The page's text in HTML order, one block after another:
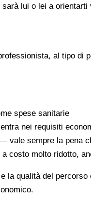
lui o lei a
al tipo di
spese sanitarie
nei requisiti
vale sempre la pena
costo molto ridotto,
qualità del